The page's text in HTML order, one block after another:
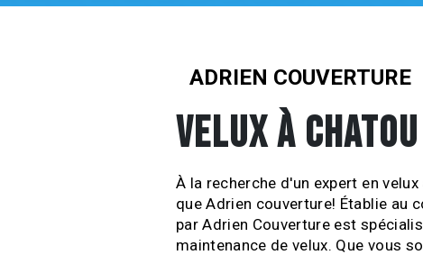
ADRIEN COUVERTURE
VELUX À CHATOU
À la recherche d'un expert en
que Adrien couverture! Établie au
par Adrien Couverture est
maintenance de velux. Que vous